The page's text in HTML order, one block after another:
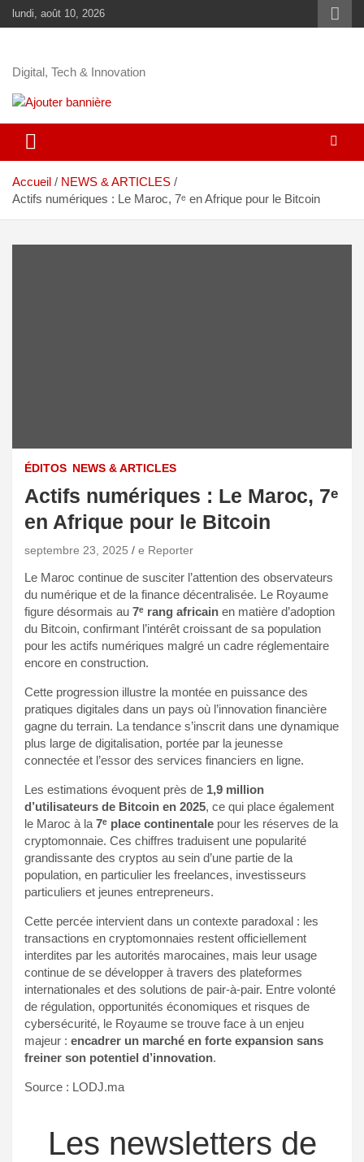
lundi, août 10, 2026
Digital, Tech & Innovation
Accueil
NEWS & ARTICLES
Actifs numériques : Le Maroc, 7ᵉ en Afrique pour le Bitcoin
ÉDITOS NEWS & ARTICLES
Actifs numériques : Le Maroc, 7ᵉ
en Afrique pour le Bitcoin
septembre 23, 2025 e Reporter
Le Maroc continue de susciter l’attention des observateurs
du numérique et de la finance décentralisée. Le Royaume
figure désormais au 7ᵉ rang africain en matière d’adoption
du Bitcoin, confirmant l’intérêt croissant de sa population
pour les actifs numériques malgré un cadre réglementaire
encore en construction.
Cette progression illustre la montée en puissance des
pratiques digitales dans un pays où l’innovation financière
gagne du terrain. La tendance s’inscrit dans une dynamique
plus large de digitalisation, portée par la jeunesse
connectée et l’essor des services financiers en ligne.
Les estimations évoquent près de 1,9 million
d’utilisateurs de Bitcoin en 2025, ce qui place également
le Maroc à la 7ᵉ place continentale pour les réserves de la
cryptomonnaie. Ces chiffres traduisent une popularité
grandissante des cryptos au sein d’une partie de la
population, en particulier les freelances, investisseurs
particuliers et jeunes entrepreneurs.
Cette percée intervient dans un contexte paradoxal : les
transactions en cryptomonnaies restent officiellement
interdites par les autorités marocaines, mais leur usage
continue de se développer à travers des plateformes
internationales et des solutions de pair-à-pair. Entre volonté
de régulation, opportunités économiques et risques de
cybersécurité, le Royaume se trouve face à un enjeu
majeur : encadrer un marché en forte expansion sans
freiner son potentiel d’innovation.
Source : LODJ.ma
Les newsletters de